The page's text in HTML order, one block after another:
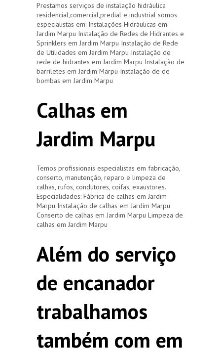
Prestamos serviços de instalação hidráulica
residencial,comercial,predial e industrial somos
especialistas em: Instalações Hidráulicas em
Jardim Marpu Instalação de Redes de Hidrantes e
Sprinklers em Jardim Marpu Instalação de Rede
de Utilidades em Jardim Marpu Instalação de
rede de hidrantes em Jardim Marpu Instalação de
barriletes em Jardim Marpu Instalação de de
bombas em Jardim Marpu
Calhas em
Jardim Marpu
Temos profissionais especialistas em fabricação,
conserto, manutenção, reparo e limpeza de
calhas, rufos, condutores, coifas, exaustores.
Especialidades: Fábrica de calhas em Jardim
Marpu Instalação de calhas em Jardim Marpu
Conserto de calhas em Jardim Marpu Limpeza de
calhas em Jardim Marpu
Além do serviço
de encanador
trabalhamos
também com em